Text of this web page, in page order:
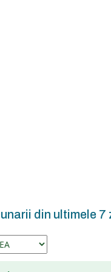
din ultimele 7